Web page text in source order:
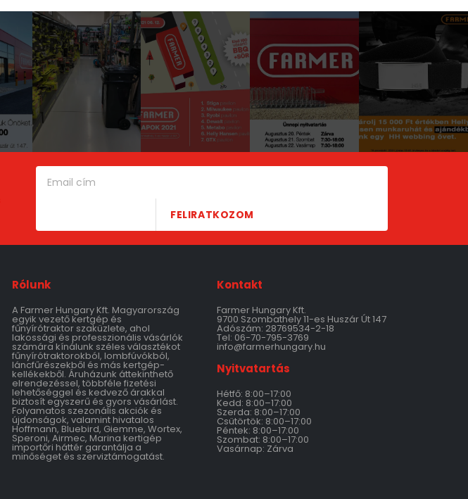
FELIRATKOZOM
Rólunk
A Farmer Hungary Kft. Magyarország
egyik vezető kertgép és
fűnyírótraktor szaküzlete, ahol
lakossági és professzionális vásárlók
számára kínálunk széles választékot
fűnyírótraktorokból, lombfúvókból,
láncfűrészekből és más kertgép-
kellékekből. Áruházunk áttekinthető
elrendezéssel, többféle fizetési
lehetőséggel és kedvező árakkal
biztosít egyszerű és gyors vásárlást.
Folyamatos szezonális akciók és
újdonságok, valamint hivatalos
Hoffmann, Bluebird, Giemme, Wortex,
Speroni, Airmec, Marina kertigép
importőri háttér garantálja a
minőséget és szerviztámogatást.
Kontakt
Farmer Hungary Kft.
9700 Szombathely 11-es Huszár Út 147
Adószám: 28769534-2-18
Tel: 06-70-795-3769
info@farmerhungary.hu
Nyitvatartás
Hétfő: 8:00–17:00
Kedd: 8:00–17:00
Szerda: 8:00–17:00
Csütörtök: 8:00–17:00
Péntek: 8:00–17:00
Szombat: 8:00–17:00
Vasárnap: Zárva